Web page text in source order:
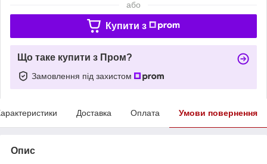
або
Купити з
Що таке купити з Пром?
Замовлення під захистом
Доставка Оплата Умови повернення
Опис